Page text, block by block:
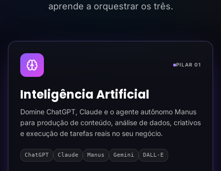
aprende a orquestrar os três.
PILAR 01
Inteligência Artificial
Domine ChatGPT, Claude e o agente autônomo Manus
para produção de conteúdo, análise de dados, criativos
e execução de tarefas reais no seu negócio.
ChatGPT Claude Manus Gemini DALL-E